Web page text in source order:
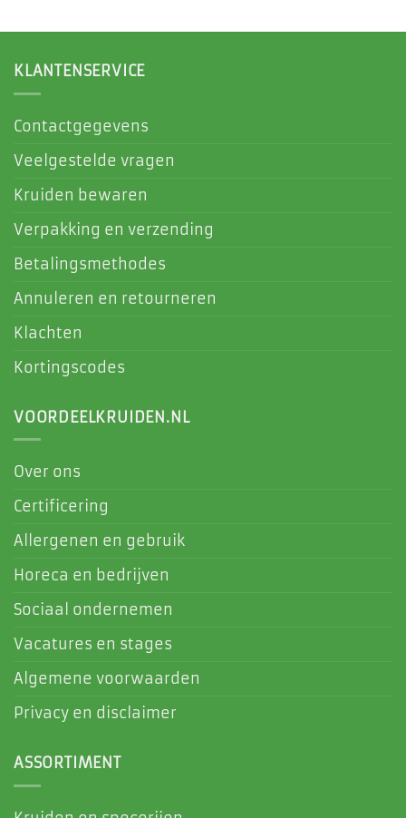
KLANTENSERVICE
Contactgegevens
Veelgestelde vragen
Kruiden bewaren
Verpakking en verzending
Betalingsmethodes
Annuleren en retourneren
Klachten
Kortingscodes
VOORDEELKRUIDEN.NL
Over ons
Certificering
Allergenen en gebruik
Horeca en bedrijven
Sociaal ondernemen
Vacatures en stages
Algemene voorwaarden
Privacy en disclaimer
ASSORTIMENT